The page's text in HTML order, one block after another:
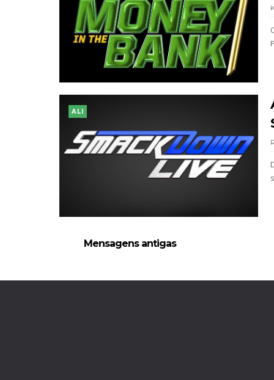
ALI
Mensagens antigas